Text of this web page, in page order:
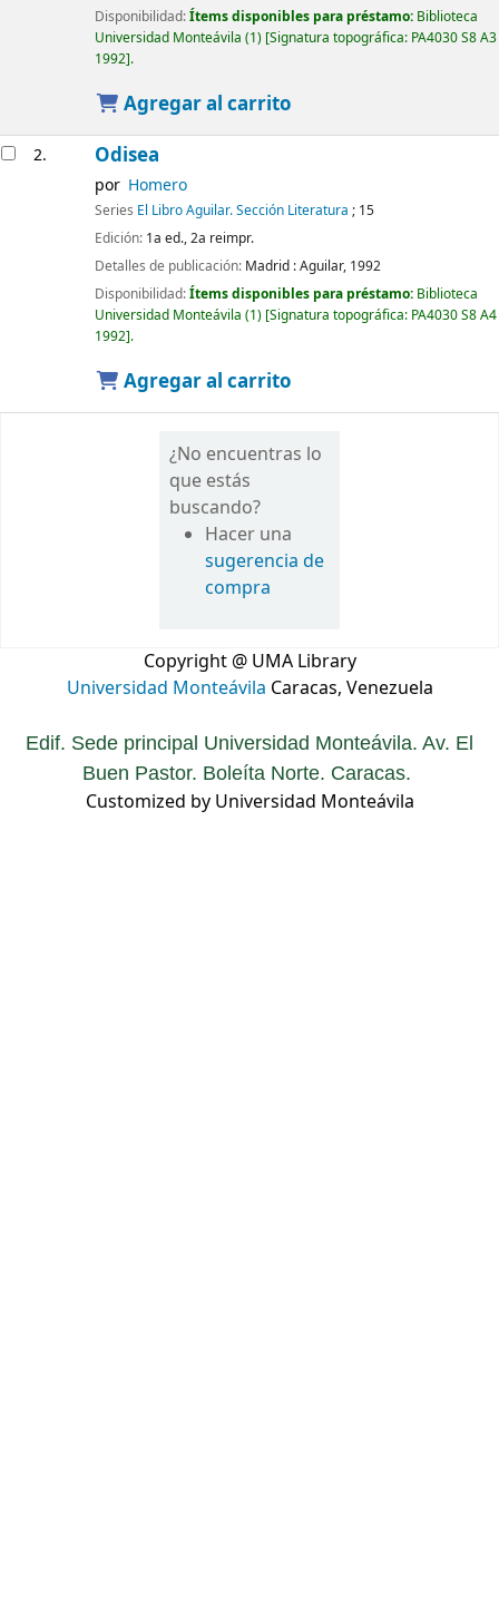
Disponibilidad:Ítems disponibles para préstamo: Biblioteca
Universidad Monteávila (1) Signatura topográfica: PA4030 S8 A3
1992 .
Agregar al carrito
2. Odisea
por Homero
Series El Libro Aguilar. Sección Literatura ; 15
Edición: 1a ed., 2a reimpr.
Detalles de publicación: Madrid :Aguilar, 1992
Disponibilidad:Ítems disponibles para préstamo: Biblioteca
Universidad Monteávila (1) Signatura topográfica: PA4030 S8 A4
1992 .
Agregar al carrito
¿No encuentras lo
que estás
buscando?
Hacer una
sugerencia de
compra
Copyright @ UMA Library
Universidad Monteávila Caracas, Venezuela
Edif. Sede principal Universidad Monteávila. Av. El
Buen Pastor. Boleíta Norte. Caracas.
Customized by Universidad Monteávila